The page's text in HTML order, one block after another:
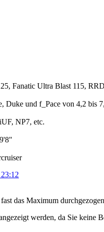
Fanatic Ultra Blast 115,
Duke und f_Pace von 4,2 bis
NP7, etc.
das Maximum
werden, da Sie keine